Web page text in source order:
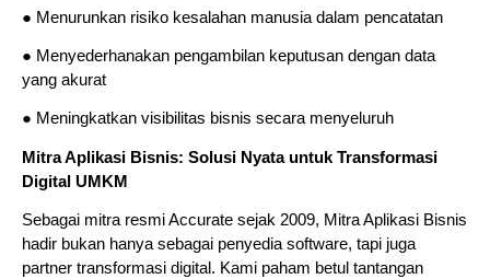
● Menurunkan risiko kesalahan manusia dalam pencatatan
● Menyederhanakan pengambilan keputusan dengan data
yang akurat
● Meningkatkan visibilitas bisnis secara menyeluruh
Mitra Aplikasi Bisnis: Solusi Nyata untuk Transformasi
Digital UMKM
Sebagai mitra resmi Accurate sejak 2009, Mitra Aplikasi Bisnis
hadir bukan hanya sebagai penyedia software, tapi juga
partner transformasi digital. Kami paham betul tantangan